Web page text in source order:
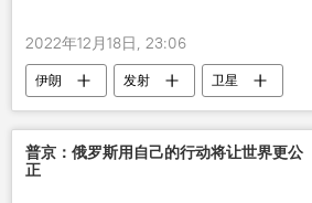
2022年12月18日, 23:06
伊朗 发射 卫星
普京：俄罗斯用自己的行动将让世界更公
正